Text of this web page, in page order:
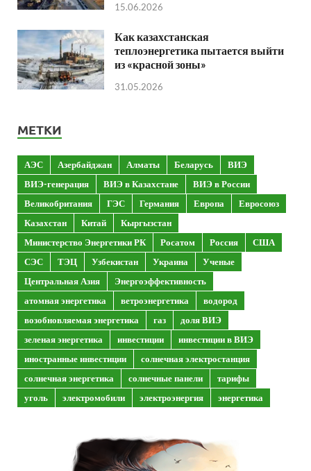
15.06.2026
Как казахстанская
теплоэнергетика пытается выйти
из «красной зоны»
31.05.2026
МЕТКИ
АЭС Азербайджан Алматы Беларусь
ВИЭ
ВИЭ-генерация
ВИЭ в Казахстане
ВИЭ в России
Великобритания
ГЭС Германия Европа
Евросоюз
Казахстан
Китай
Кыргызстан
Министерство Энергетики РК
Росатом Россия
США
СЭС
ТЭЦ Узбекистан Украина
Ученые
Центральная Азия
Энергоэффективность
атомная энергетика
ветроэнергетика
водород
возобновляемая энергетика
газ
доля ВИЭ
зеленая энергетика
инвестиции
инвестиции в ВИЭ
иностранные инвестиции
солнечная электростанция
солнечная энергетика
солнечные панели
тарифы
уголь
электромобили электроэнергия энергетика